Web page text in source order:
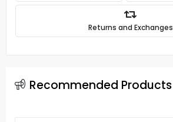
Returns and Exchanges
Recommended Products